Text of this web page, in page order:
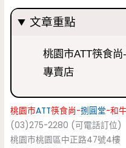
文章重點
桃園市ATT筷食
專賣店
桃園市ATT筷食尚-捌圓堂-和
(03)275-2280 (可電話訂位)
桃園市桃園區中正路47號4樓